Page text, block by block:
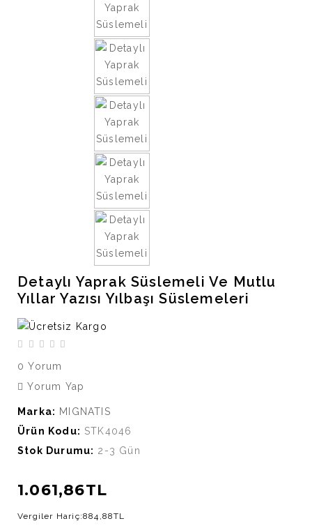
Detaylı Yaprak Süslemeli Ve Mutlu
Yıllar Yazısı Yılbaşı Süslemeleri
0 Yorum
Yorum Yap
Marka: MIGNATIS
Ürün Kodu: STK4046
Stok Durumu: 2-3 Gün
1.061,86TL
Vergiler Hariç:884,88TL